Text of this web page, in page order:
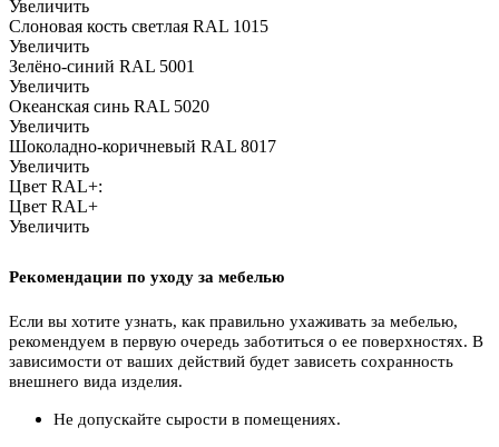
Увеличить
Слоновая кость светлая RAL 1015
Увеличить
Зелёно-синий RAL 5001
Увеличить
Океанская синь RAL 5020
Увеличить
Шоколадно-коричневый RAL 8017
Увеличить
Цвет RAL+:
Цвет RAL+
Увеличить
Рекомендации по уходу за мебелью
Если вы хотите узнать, как правильно ухаживать за мебелью,
рекомендуем в первую очередь заботиться о ее поверхностях. В
зависимости от ваших действий будет зависеть сохранность
внешнего вида изделия.
Не допускайте сырости в помещениях.